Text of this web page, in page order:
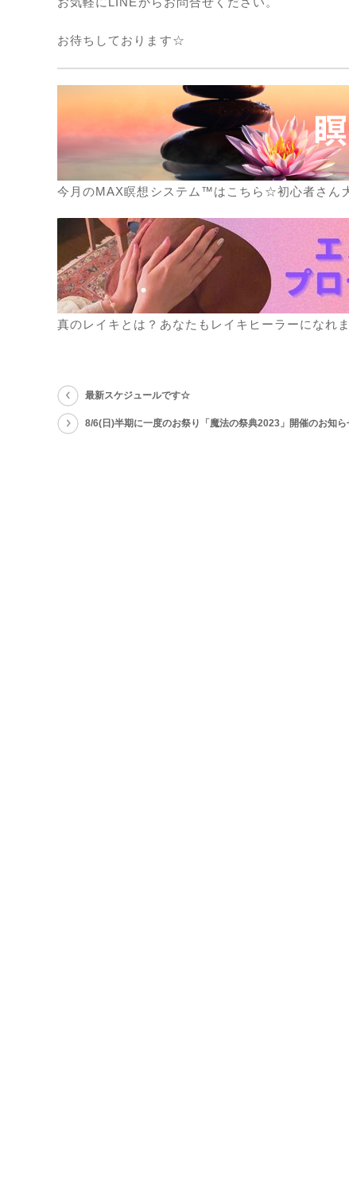
お待ちしております☆
今月のMAX瞑想システム™はこちら☆初心者さん
真のレイキとは？あなたもレイキヒーラーになれ
最新スケジュールです☆
8/6(日)半期に一度のお祭り「魔法の祭典2023」開催のお知ら